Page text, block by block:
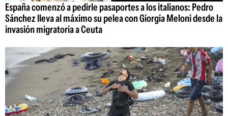
España comenzó a pedirle pasaportes a los italianos: Pedro
Sánchez lleva al máximo su pelea con Giorgia Meloni desde la
invasión migratoria a Ceuta